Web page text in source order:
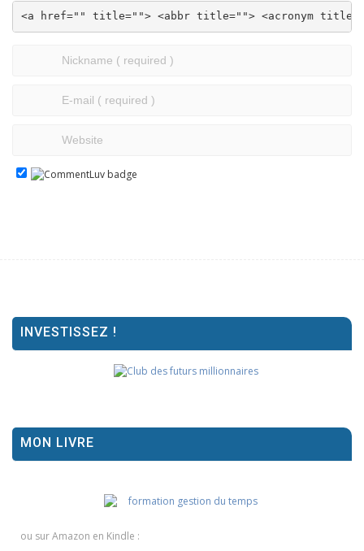
<a href="" title=""> <abbr title=""> <acronym
INVESTISSEZ !
MON LIVRE
ou sur Amazon en Kindle :